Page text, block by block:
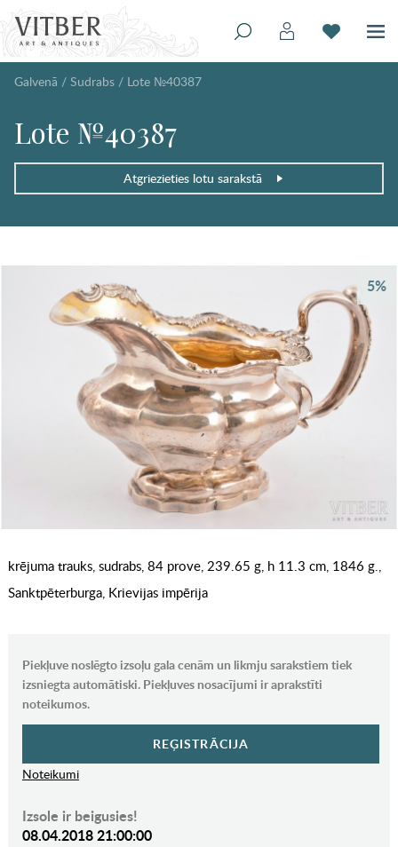
Galvenā / Sudrabs / Lote №40387
Lote №40387
Atgriezieties lotu sarakstā
5%
krējuma trauks, sudrabs, 84 prove, 239.65 g, h 11.3 cm, 1846 g.,
Sanktpēterburga, Krievijas impērija
Piekļuve noslēgto izsoļu gala cenām un likmju sarakstiem tiek
izsniegta automātiski. Piekļuves nosacījumi ir aprakstīti
noteikumos.
REĢISTRĀCIJA
Noteikumi
Izsole ir beigusies!
08.04.2018 21:00:00